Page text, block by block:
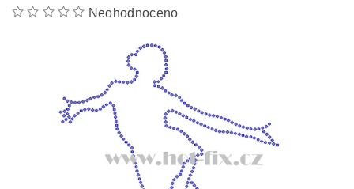
Neohodnoceno